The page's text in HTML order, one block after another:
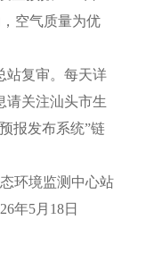
空气质量为优
复审。每天详
请关注汕头市生
报发布系统”链
环境监测中心站
年5月18日